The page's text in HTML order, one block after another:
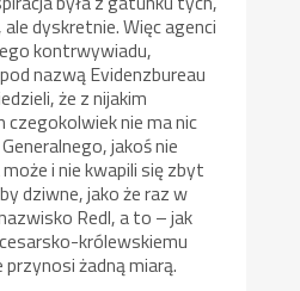
dyskretnie. Więc agenci
kontrwywiadu,
nazwą Evidenzbureau
że z nijakim
nie ma nic
jakoś nie
i nie kwapili się zbyt
dziwne, jako że raz w
Redl, a to – jak
królewskiemu
żadną miarą.